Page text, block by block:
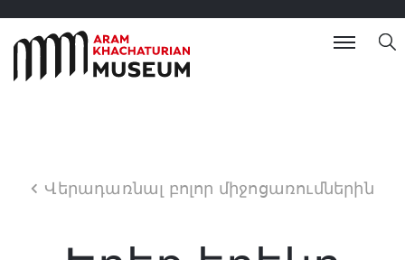
Վերադառնալ բոլոր միջոցառումներին